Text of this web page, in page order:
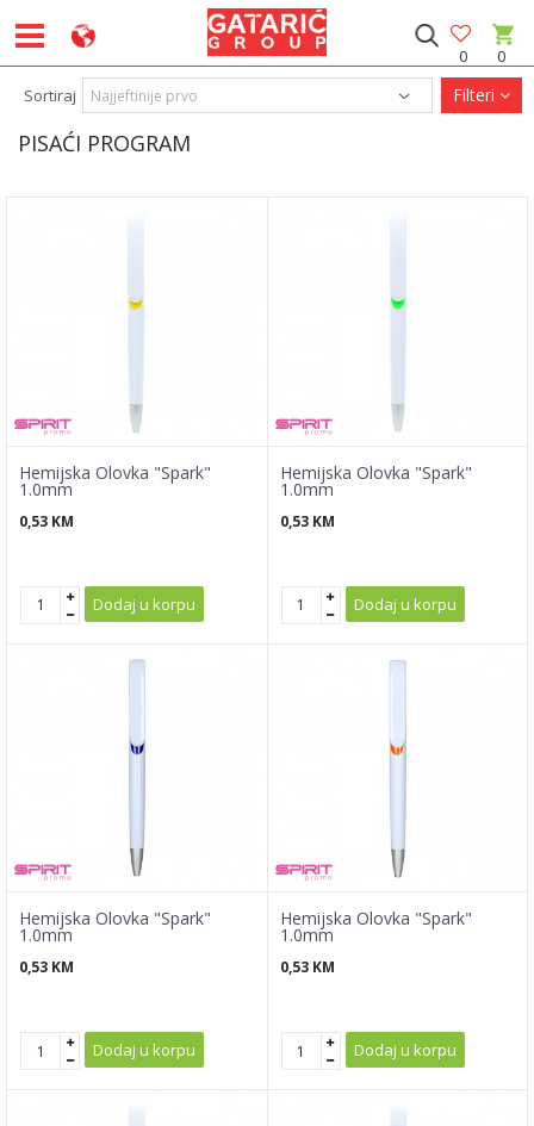
0
0
PISAĆI PROGRAM
Sortiraj Filteri
Hemijska Olovka "Spark"
1.0mm
0,53 KM
Dodaj u korpu
Hemijska Olovka "Spark"
1.0mm
0,53 KM
Dodaj u korpu
Hemijska Olovka "Spark"
1.0mm
0,53 KM
Dodaj u korpu
Hemijska Olovka "Spark"
1.0mm
0,53 KM
Dodaj u korpu